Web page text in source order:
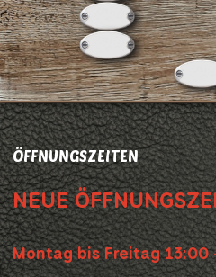
ÖFFNUNGSZEITEN
NEUE
Montag bis Freitag 13:00